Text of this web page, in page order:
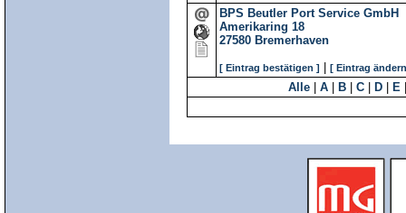
BPS Beutler Port Service GmbH
Amerikaring 18
27580 Bremerhaven
[ Eintrag bestätigen ] [ Eintrag
Alle A B C D E